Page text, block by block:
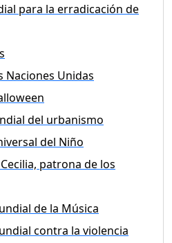
para la erradicación de
Naciones Unidas
del urbanismo
del Niño
patrona de los
de la Música
contra la violencia